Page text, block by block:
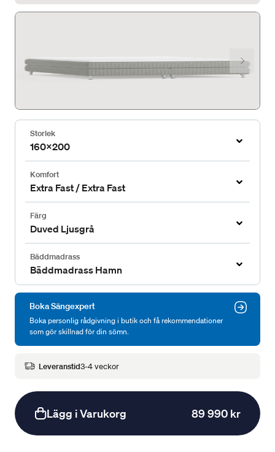
Storlek
160x200
Komfort
Extra Fast / Extra Fast
Färg
Duved Ljusgrå
Bäddmadrass
Bäddmadrass Hamn
Boka Sängexpert
Boka personlig rådgivning i butik och få rekommendationer
som gör skillnad för din sömn.
Leveranstid3-4 veckor
Lägg i Varukorg 89 990 kr